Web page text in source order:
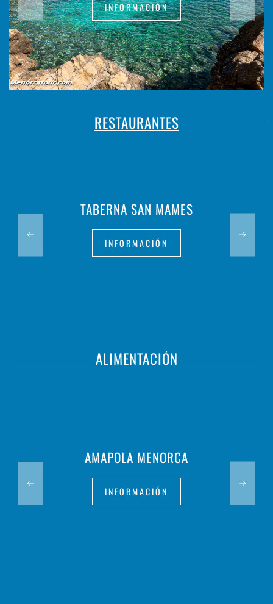
INFORMACIÓN
RESTAURANTES
TABERNA SAN MAMES
INFORMACIÓN
ALIMENTACIÓN
AMAPOLA MENORCA
INFORMACIÓN